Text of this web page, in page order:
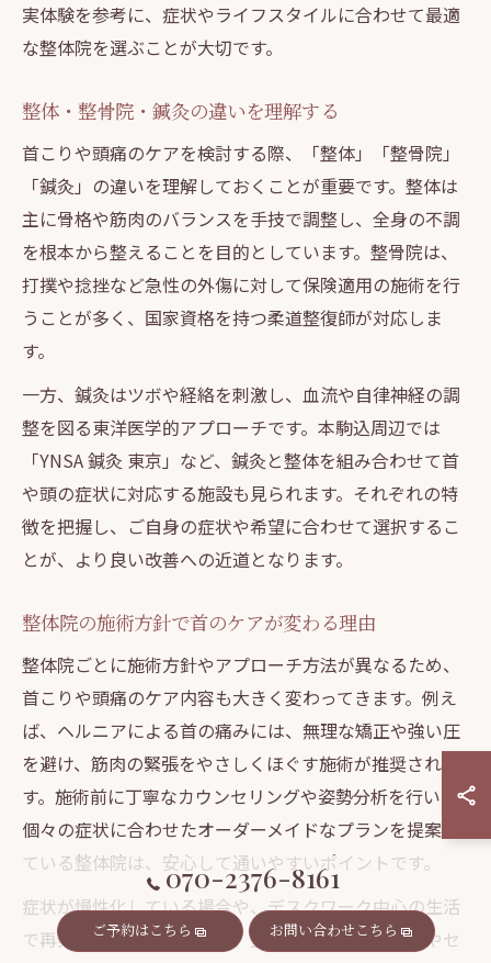
実体験を参考に、症状やライフスタイルに合わせて最適
な整体院を選ぶことが大切です。
整体・整骨院・鍼灸の違いを理解する
首こりや頭痛のケアを検討する際、「整体」「整骨院」
「鍼灸」の違いを理解しておくことが重要です。整体は
主に骨格や筋肉のバランスを手技で調整し、全身の不調
を根本から整えることを目的としています。整骨院は、
打撲や捻挫など急性の外傷に対して保険適用の施術を行
うことが多く、国家資格を持つ柔道整復師が対応しま
す。
一方、鍼灸はツボや経絡を刺激し、血流や自律神経の調
整を図る東洋医学的アプローチです。本駒込周辺では
「YNSA 鍼灸 東京」など、鍼灸と整体を組み合わせて首
や頭の症状に対応する施設も見られます。それぞれの特
徴を把握し、ご自身の症状や希望に合わせて選択するこ
とが、より良い改善への近道となります。
整体院の施術方針で首のケアが変わる理由
整体院ごとに施術方針やアプローチ方法が異なるため、
首こりや頭痛のケア内容も大きく変わってきます。例え
ば、ヘルニアによる首の痛みには、無理な矯正や強い圧
を避け、筋肉の緊張をやさしくほぐす施術が推奨されま
す。施術前に丁寧なカウンセリングや姿勢分析を行い、
個々の症状に合わせたオーダーメイドなプランを提案し
ている整体院は、安心して通いやすいポイントです。
症状が慢性化している場合や、デスクワーク中心の生活
で再発リスクが高い方には、生活習慣のアドバイスやセ
070-2376-8161
ご予約はこちら お問い合わせこちら